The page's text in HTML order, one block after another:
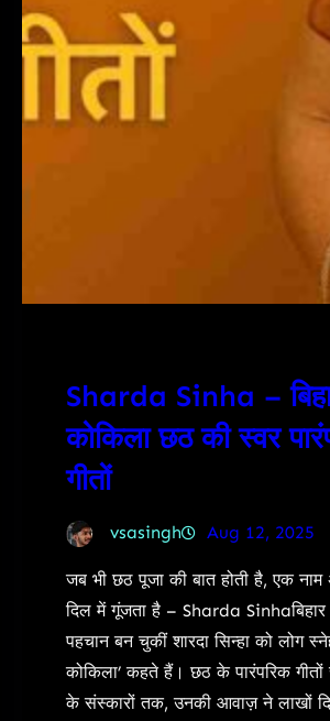
Sharda Sinha –
कोकिला छठ की स्वर
गीतों
vsasingh Aug 12, 2025
जब भी छठ पूजा की बात होती है, एक नाम
दिल में गूंजता है – Sharda
पहचान बन चुकीं शारदा सिन्हा को लोग
कोकिला’ कहते हैं। छठ के पारंपरिक
के संस्कारों तक, उनकी आवाज़ ने लाखों